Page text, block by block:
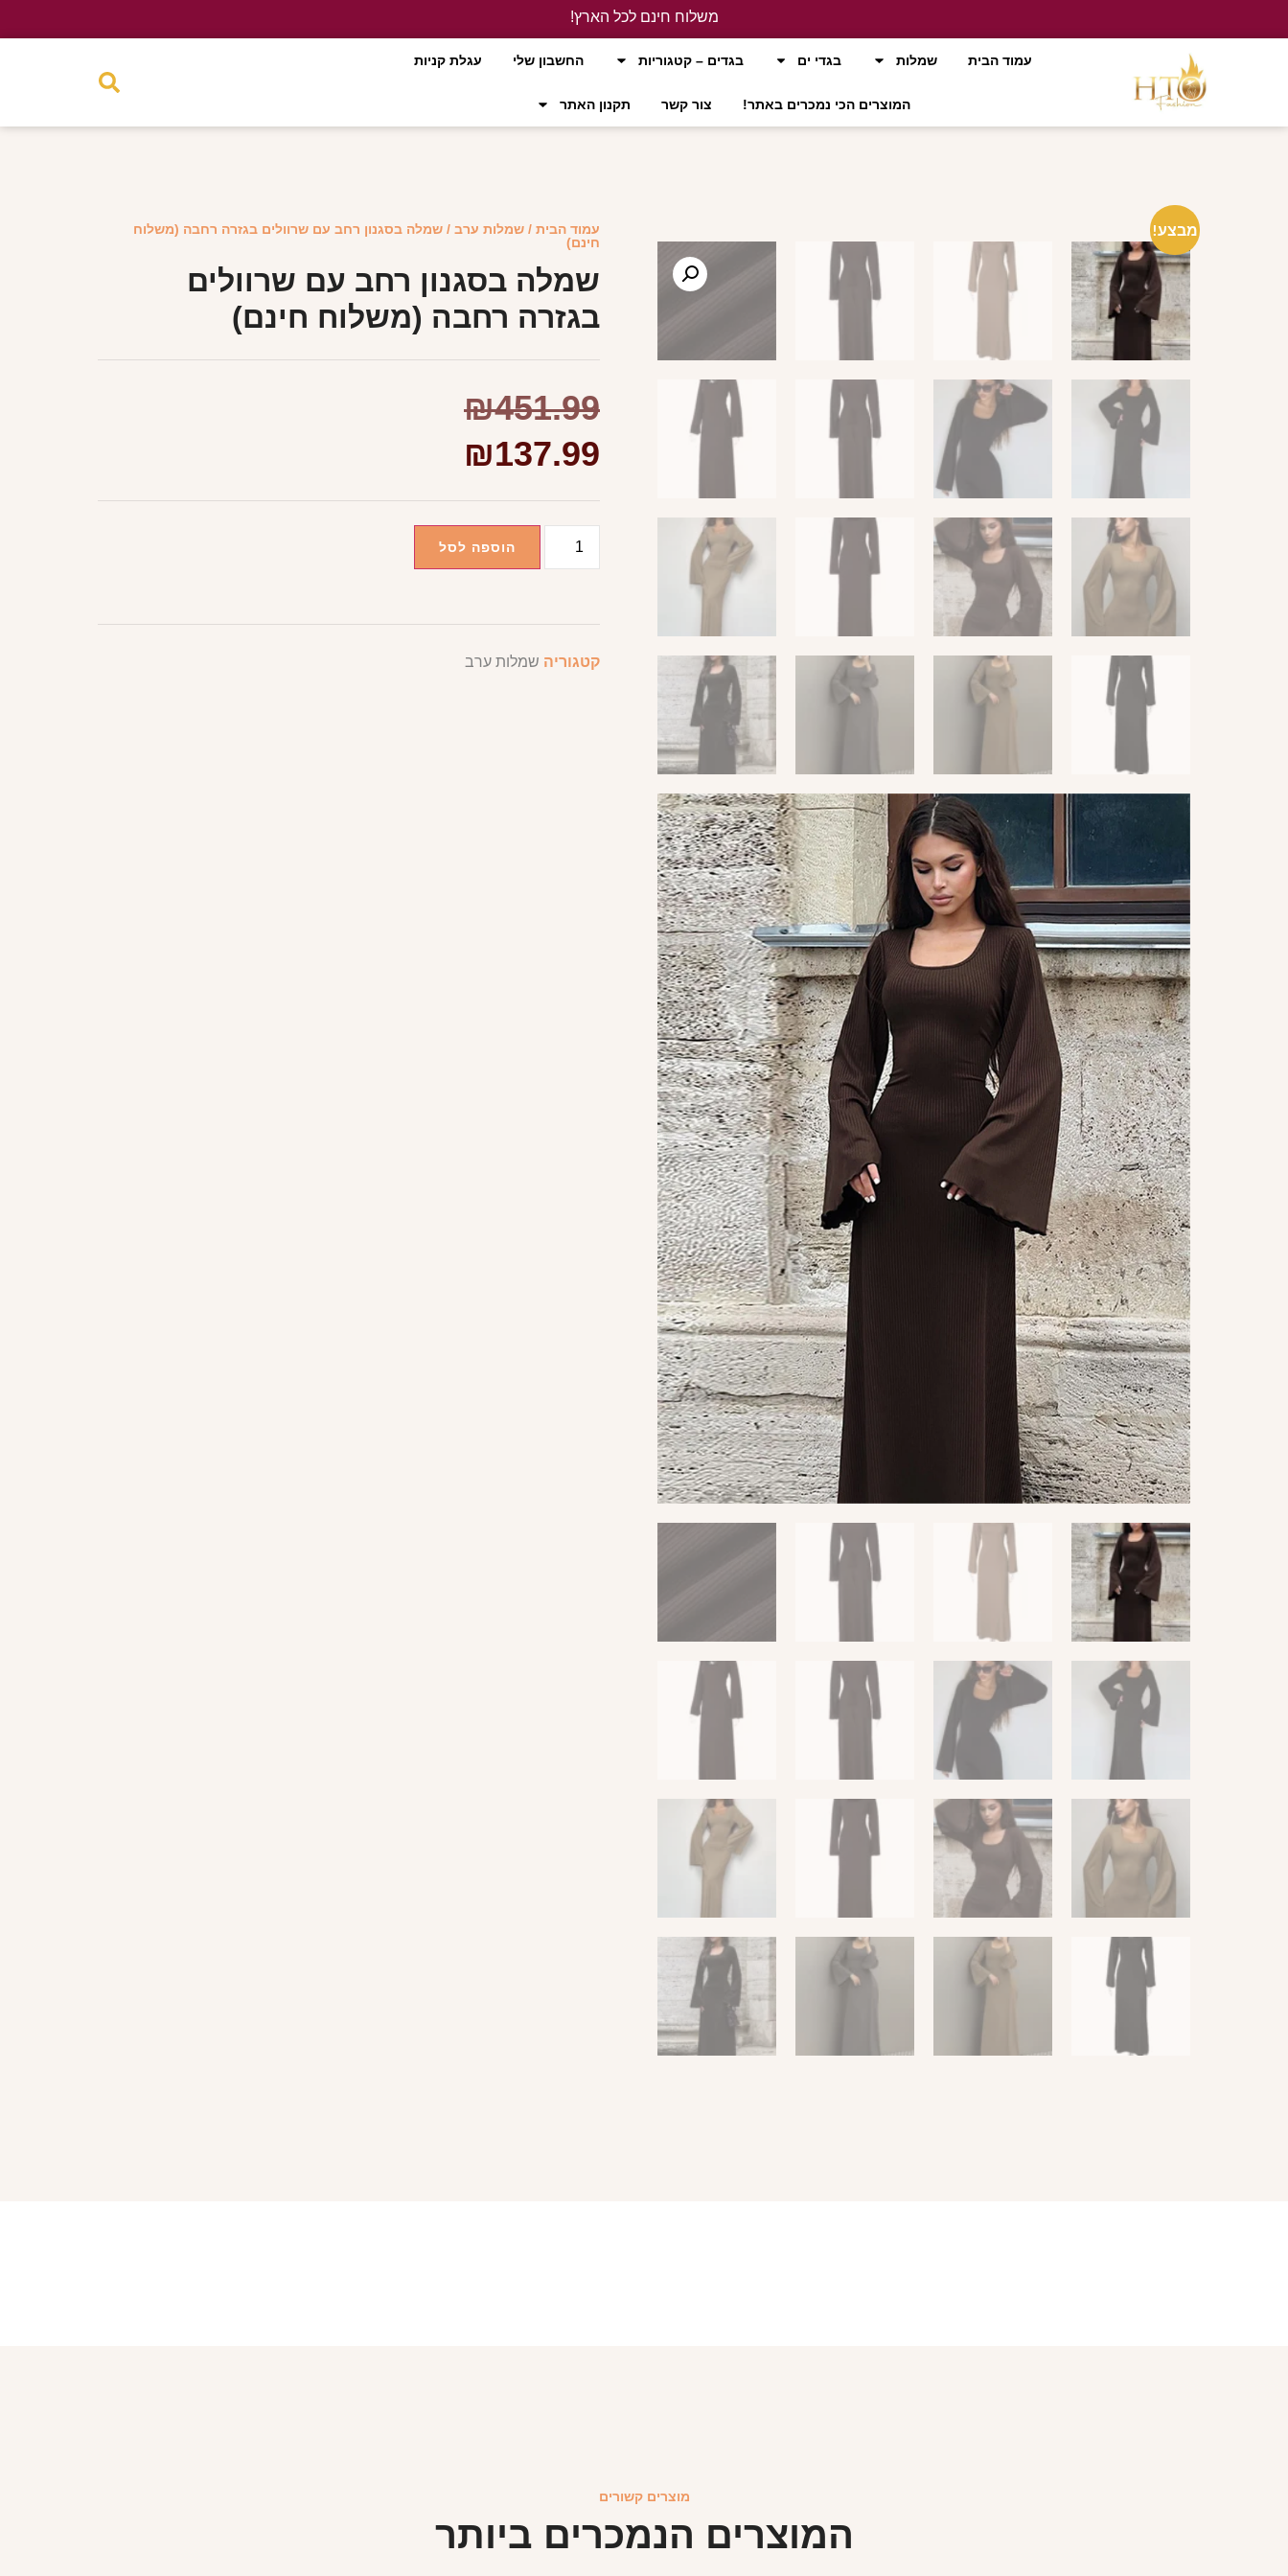
משלוח חינם לכל הארץ!
עמוד הבית
שמלות בגדי ים בגדים – קטגוריות החשבון שלי עגלת קניות
המוצרים הכי נמכרים באתר! צור קשר תקנון האתר
מבצע! עמוד הבית / שמלות ערב / שמלה בסגנון רחב עם שרוולים בגזרה רחבה (משלוח
חינם)
שמלה בסגנון רחב עם שרוולים
בגזרה רחבה (משלוח חינם)
₪451.99
₪137.99
הוספה לסל
קטגוריה שמלות ערב
מוצרים קשורים
המוצרים הנמכרים ביותר